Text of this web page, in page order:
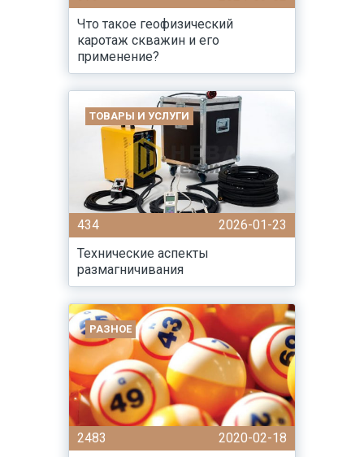
Что такое геофизический
каротаж скважин и его
применение?
ТОВАРЫ И УСЛУГИ
434
2026-01-23
Технические аспекты
размагничивания
РАЗНОЕ
2483 2020-02-18